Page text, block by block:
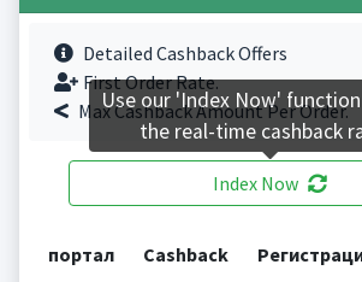
Detailed Cashback Offers
First Order Rate.
Max Cashback Amount Per Order.
Index Now
портал Cashback
Use our 'Index Now'
the real-time cashback